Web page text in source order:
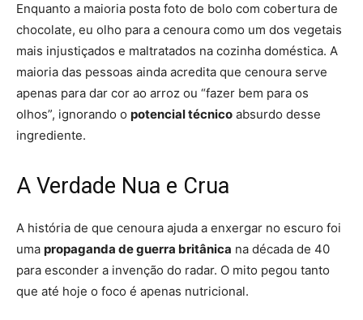
Enquanto a maioria posta foto de bolo com cobertura de
chocolate, eu olho para a cenoura como um dos vegetais
mais injustiçados e maltratados na cozinha doméstica. A
maioria das pessoas ainda acredita que cenoura serve
apenas para dar cor ao arroz ou “fazer bem para os
olhos”, ignorando o potencial técnico absurdo desse
ingrediente.
A Verdade Nua e Crua
A história de que cenoura ajuda a enxergar no escuro foi
uma propaganda de guerra britânica na década de 40
para esconder a invenção do radar. O mito pegou tanto
que até hoje o foco é apenas nutricional.